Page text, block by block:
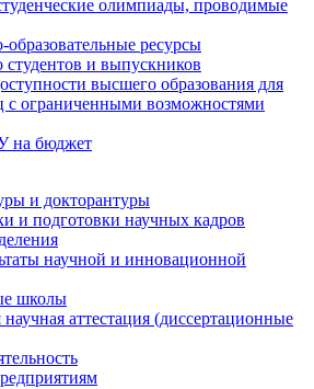
олимпиады, проводимые
ресурсы
студентов и выпускников
высшего образования для
с ограниченными возможностями
на бюджет
и докторантуры
и подготовки научных кадров
научной и инновационной
школы
научная аттестация (диссертационные